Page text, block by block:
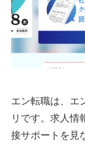
エン転職は、エ
リです。求人情
接サポートを見